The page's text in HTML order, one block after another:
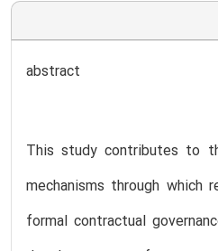
abstract
This study contributes to
mechanisms through which
formal contractual